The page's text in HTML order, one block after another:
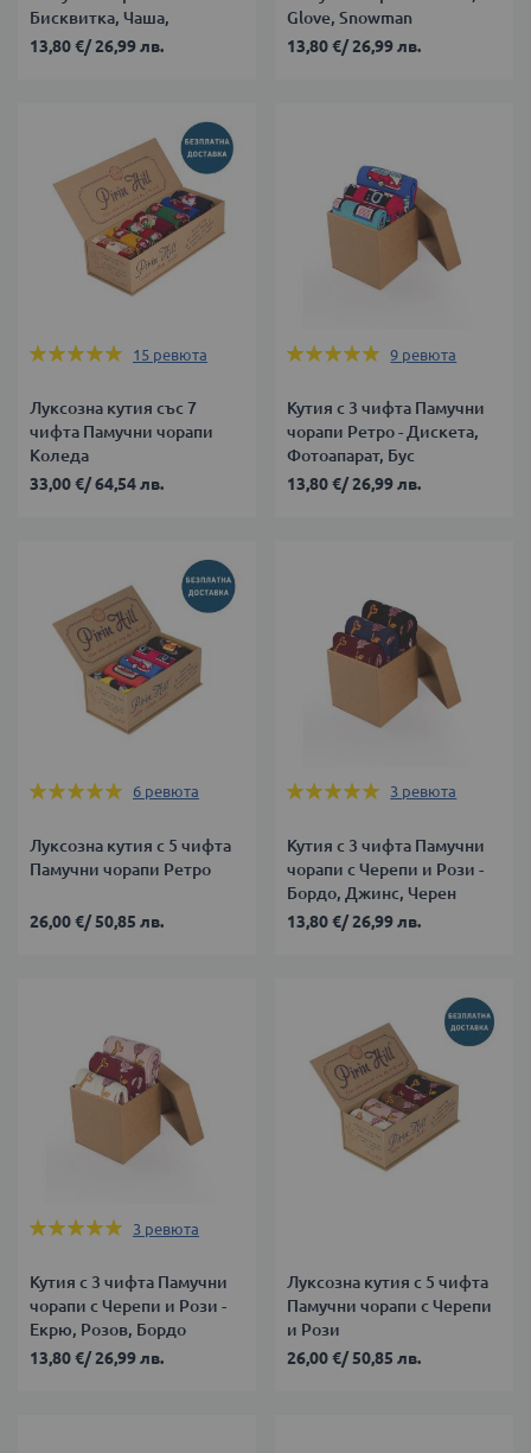
Бисквитка, Чаша,
Къщичка
13,80 €/26,99 лв.
Glove, Snowman
13,80 €/26,99 лв.
Оценка:
15 ревюта
Луксозна кутия със 7
чифта Памучни чорапи
Коледа
33,00 €/64,54 лв.
Оценка:
9 ревюта
Кутия с 3 чифта Памучни
чорапи Ретро - Дискета,
Фотоапарат, Бус
13,80 €/26,99 лв.
Оценка:
6 ревюта
Луксозна кутия с 5 чифта
Памучни чорапи Ретро
26,00 €/50,85 лв.
Оценка:
3 ревюта
Кутия с 3 чифта Памучни
чорапи с Черепи и Рози -
Бордо, Джинс, Черен
13,80 €/26,99 лв.
Оценка:
3 ревюта
Кутия с 3 чифта Памучни
чорапи с Черепи и Рози -
Екрю, Розов, Бордо
13,80 €/26,99 лв.
Луксозна кутия с 5 чифта
Памучни чорапи с Черепи
и Рози
26,00 €/50,85 лв.